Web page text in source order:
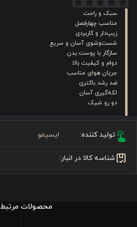
سبک و راحت
مناسب چهارفصل
زیپ‌دار و کاربردی
شست‌وشوی آسان و سریع
سازگار با پوست بدن
دوام و کیفیت بالا
جریان هوای مناسب
ضد رشد باکتری
لکه‌گیری آسان
دو رو شیک
تولید کننده: ایسیمو
شناسه کالا در انبار:
محصولات مرتبط